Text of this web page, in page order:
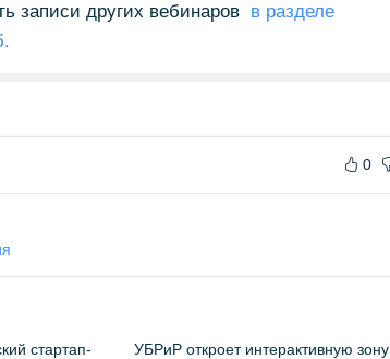
записи других вебинаров в разделе
0
стартап-
УБРиР откроет интерактивную зону